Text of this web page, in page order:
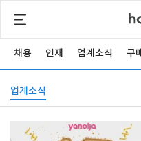
채용 인재 업계소식 구
업계소식